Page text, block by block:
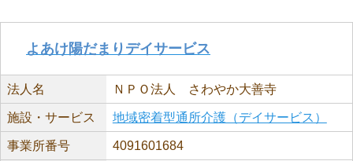
よあけ陽だまりデイサービス
法人名 ＮＰＯ法人 さわやか大善寺
施設・サービス 地域密着型通所介護（デイサービス）
事業所番号 4091601684